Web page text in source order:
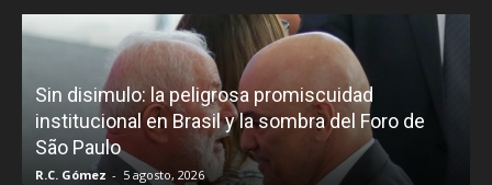
Sin disimulo: la peligrosa promiscuidad
institucional en Brasil y la sombra del Foro de
São Paulo
R.C. Gómez - 5 agosto, 2026